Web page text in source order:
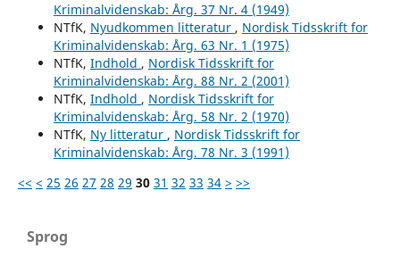
Kriminalvidenskab: Årg. 37 Nr. 4 (1949)
NTfK, Nyudkommen litteratur , Nordisk Tidsskrift for
Kriminalvidenskab: Årg. 63 Nr. 1 (1975)
NTfK, Indhold , Nordisk Tidsskrift for
Kriminalvidenskab: Årg. 88 Nr. 2 (2001)
NTfK, Indhold , Nordisk Tidsskrift for
Kriminalvidenskab: Årg. 58 Nr. 2 (1970)
NTfK, Ny litteratur , Nordisk Tidsskrift for
Kriminalvidenskab: Årg. 78 Nr. 3 (1991)
<< < 25 26 27 28 29 30 31 32 33 34 > >>
Sprog